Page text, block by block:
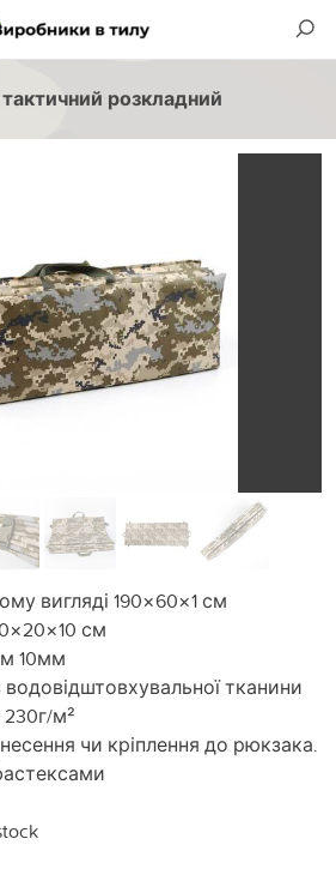
розкладний
вигляді 190×60×1 см
см
10мм
тканини
м²
чи кріплення до рюкзака.